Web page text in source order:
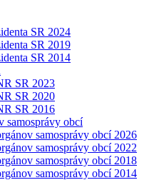
SR 2024
SR 2019
SR 2014
SR 2023
SR 2020
SR 2016
samosprávy obcí
samosprávy obcí 2026
samosprávy obcí 2022
samosprávy obcí 2018
samosprávy obcí 2014